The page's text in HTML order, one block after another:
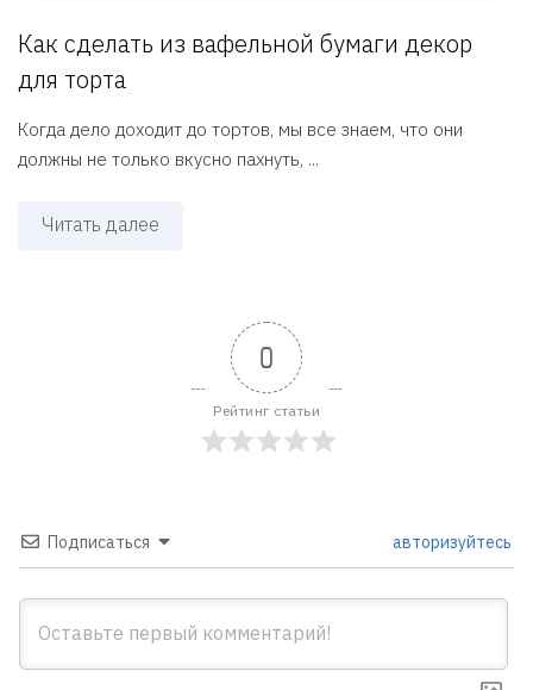
Как сделать из вафельной бумаги декор
для торта
Когда дело доходит до тортов, мы все знаем, что они
должны не только вкусно пахнуть, ...
Читать далее
0
Рейтинг статьи
Подписаться авторизуйтесь